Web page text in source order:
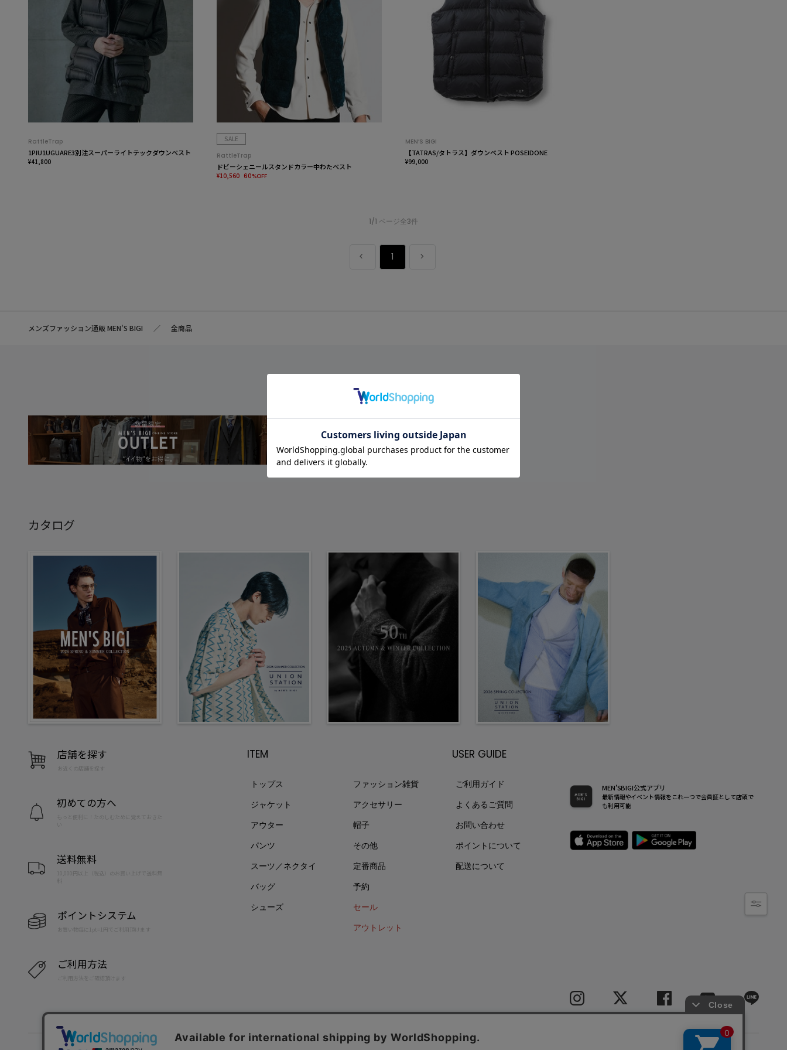
RattleTrap
1PIU1UGUARE3別注スーパーライトテックダウンベスト
¥41,800
SALE
RattleTrap
ドビーシェニールスタンドカラー中わたベスト
¥10,560 60%OFF
MEN’S BIGI
【TATRAS/タトラス】ダウンベスト POSEIDONE
¥99,000
1/1 ページ全3件
1
メンズファッション通販 MEN'S BIGI 全商品
カタログ
店舗を探す
お近くの店舗を探す
初めての方へ
もっと便利に！たのしむために覚えておきた
送料無料
10,000円以上（税込）のお買い上げで送料無
料
ポイントシステム
お買い物毎に1pt=1円でご利用頂けます
ご利用方法
ご利用方法をご確認頂けます
ITEM
トップス
ジャケット
アウター
パンツ
スーツ／ネクタイ
バッグ
シューズ
ファッション雑貨
アクセサリー
帽子
その他
定番商品
予約
セール
アウトレット
USER GUIDE
ご利用ガイド
よくあるご質問
お問い合わせ
ポイントについて
配送について
MEN’SBIGI公式アプリ
最新情報やイベント情報をこれ一つで会員証として店頭で
も利用可能